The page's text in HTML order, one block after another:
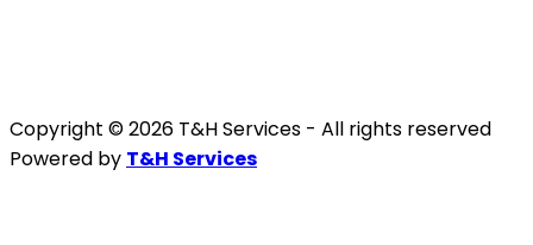
Copyright © 2026 T&H Services - All rights reserved
Powered by T&H Services